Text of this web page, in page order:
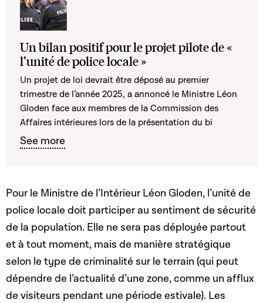
Un bilan positif pour le projet pilote de «
l’unité de police locale »
Un projet de loi devrait être déposé au premier
trimestre de l’année 2025, a annoncé le Ministre Léon
Gloden face aux membres de la Commission des
Affaires intérieures lors de la présentation du bi
See more
Pour le Ministre de l’Intérieur Léon Gloden, l’unité de
police locale doit participer au sentiment de sécurité
de la population. Elle ne sera pas déployée partout
et à tout moment, mais de manière stratégique
selon le type de criminalité sur le terrain (qui peut
dépendre de l’actualité d’une zone, comme un afflux
de visiteurs pendant une période estivale). Les